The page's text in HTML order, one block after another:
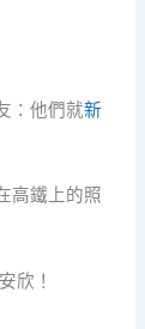
：他們就新
高鐵上的照
欣！